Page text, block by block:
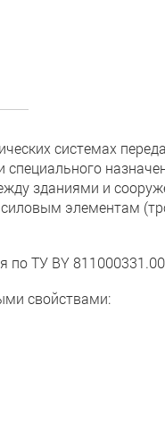
системах
специального
зданиями и
элементам
по ТУ BY
свойствами: